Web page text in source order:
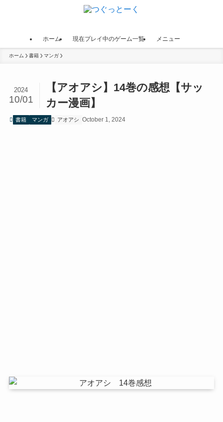
ホーム 現在プレイ中のゲーム一覧 メニュー
ホーム 書籍 マンガ
【アオアシ】14巻の感想【サッ
カー漫画】
2024
10/01
書籍 マンガ アオアシ October 1, 2024